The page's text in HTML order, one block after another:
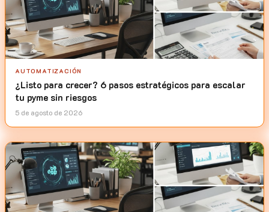
AUTOMATIZACIÓN
¿Listo para crecer? 6 pasos estratégicos para escalar
tu pyme sin riesgos
5 de agosto de 2026